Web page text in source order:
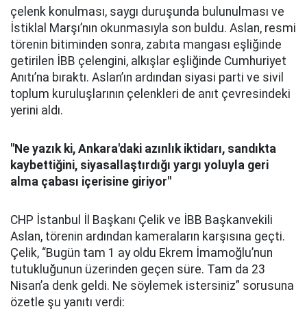
çelenk konulması, saygı duruşunda bulunulması ve
İstiklal Marşı’nın okunmasıyla son buldu. Aslan, resmi
törenin bitiminden sonra, zabıta mangası eşliğinde
getirilen İBB çelengini, alkışlar eşliğinde Cumhuriyet
Anıtı’na bıraktı. Aslan’ın ardından siyasi parti ve sivil
toplum kuruluşlarının çelenkleri de anıt çevresindeki
yerini aldı.
"Ne yazık ki, Ankara'daki azınlık iktidarı, sandıkta
kaybettiğini, siyasallaştırdığı yargı yoluyla geri
alma çabası içerisine giriyor"
CHP İstanbul İl Başkanı Çelik ve İBB Başkanvekili
Aslan, törenin ardından kameraların karşısına geçti.
Çelik, “Bugün tam 1 ay oldu Ekrem İmamoğlu’nun
tutukluğunun üzerinden geçen süre. Tam da 23
Nisan’a denk geldi. Ne söylemek istersiniz” sorusuna
özetle şu yanıtı verdi: